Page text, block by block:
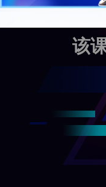
该